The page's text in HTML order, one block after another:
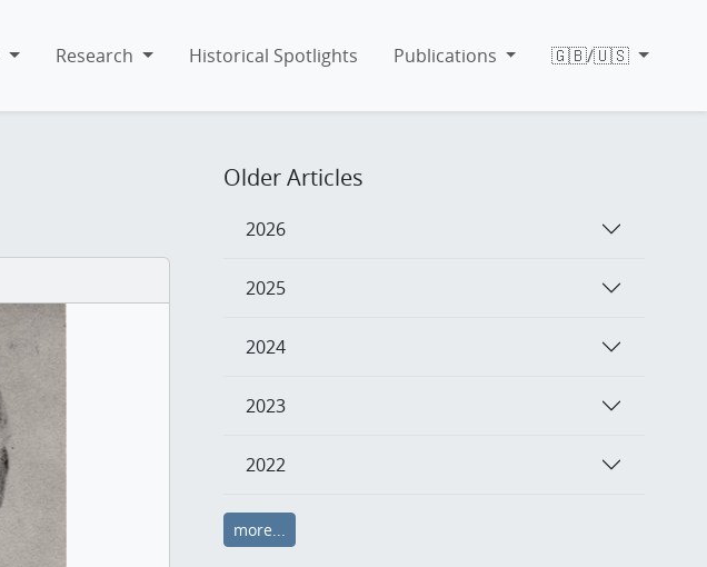
Research Historical Spotlights Publications 🇬🇧/🇺🇸
Older Articles
2026
2025
2024
2023
2022
more...